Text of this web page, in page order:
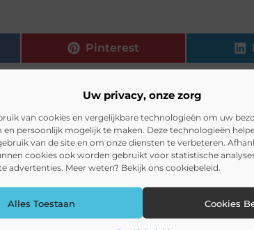
Uw privacy, onze zorg
van cookies en vergelijkbare technologieën om uw
en persoonlijk mogelijk te maken. Deze technologieën
van de site en om onze diensten te verbeteren.
cookies ook worden gebruikt voor statistische
advertenties. Meer weten? Bekijk ons cookiebeleid.
Alles Toestaan Cookies
Pinterest